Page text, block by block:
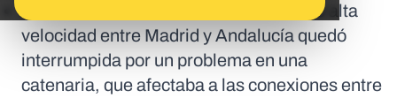
El 30 de junio de 2025, la circulación de alta
velocidad entre Madrid y Andalucía quedó
interrumpida por un problema en una
catenaria, que afectaba a las conexiones entre